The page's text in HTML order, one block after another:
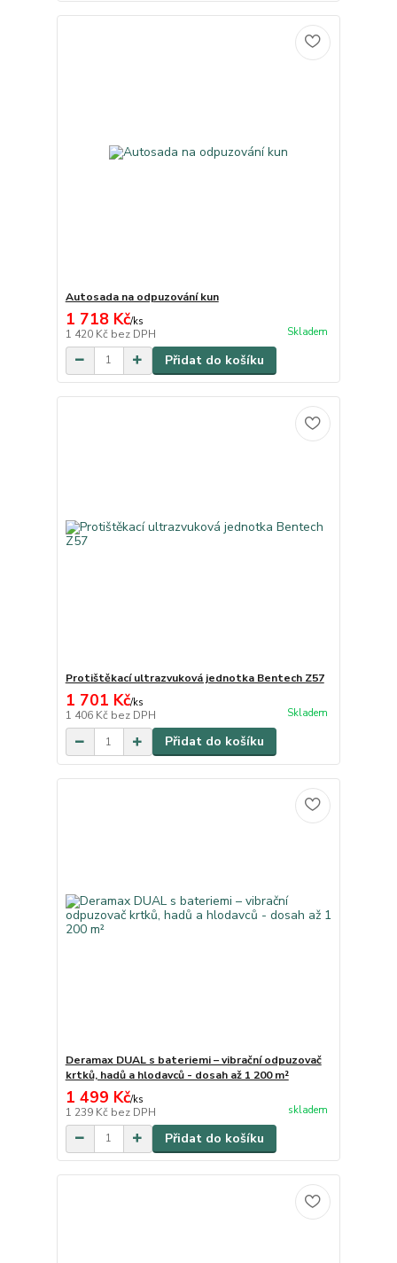
Autosada na odpuzování kun
1 718 Kč/ks
1 420 Kč bez DPH Skladem
Přidat do košíku
Protištěkací ultrazvuková jednotka Bentech Z57
1 701 Kč/ks
1 406 Kč bez DPH Skladem
Přidat do košíku
Deramax DUAL s bateriemi – vibrační odpuzovač
krtků, hadů a hlodavců - dosah až 1 200 m²
1 499 Kč/ks
1 239 Kč bez DPH skladem
Přidat do košíku